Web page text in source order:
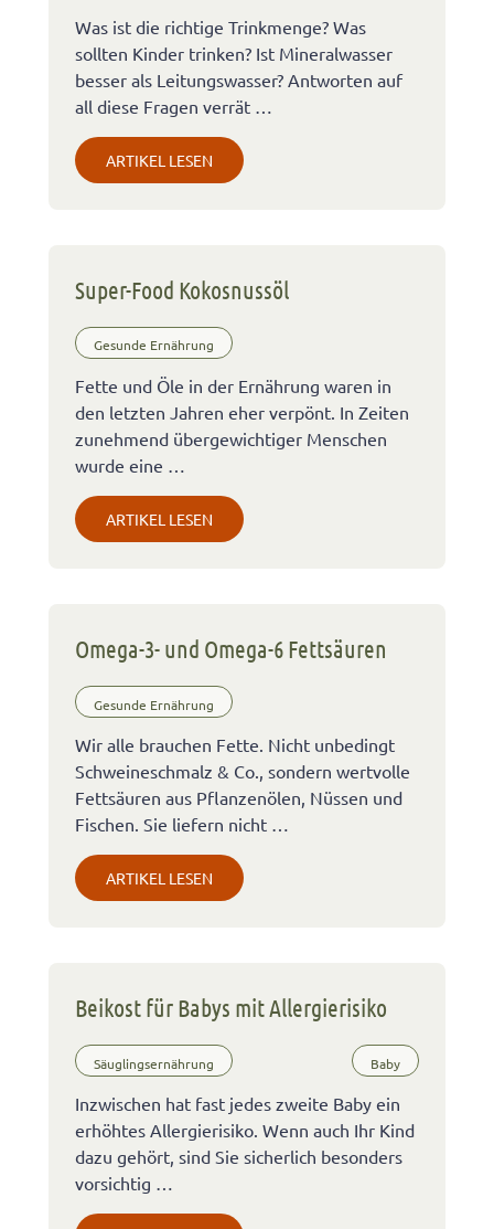
Was ist die richtige Trinkmenge? Was
sollten Kinder trinken? Ist Mineralwasser
besser als Leitungswasser? Antworten auf
all diese Fragen verrät …
ARTIKEL LESEN
Super-Food Kokosnussöl
Gesunde Ernährung
Fette und Öle in der Ernährung waren in
den letzten Jahren eher verpönt. In Zeiten
zunehmend übergewichtiger Menschen
wurde eine …
ARTIKEL LESEN
Omega-3- und Omega-6 Fettsäuren
Gesunde Ernährung
Wir alle brauchen Fette. Nicht unbedingt
Schweineschmalz & Co., sondern wertvolle
Fettsäuren aus Pflanzenölen, Nüssen und
Fischen. Sie liefern nicht …
ARTIKEL LESEN
Beikost für Babys mit Allergierisiko
Säuglingsernährung Baby
Inzwischen hat fast jedes zweite Baby ein
erhöhtes Allergierisiko. Wenn auch Ihr Kind
dazu gehört, sind Sie sicherlich besonders
vorsichtig …